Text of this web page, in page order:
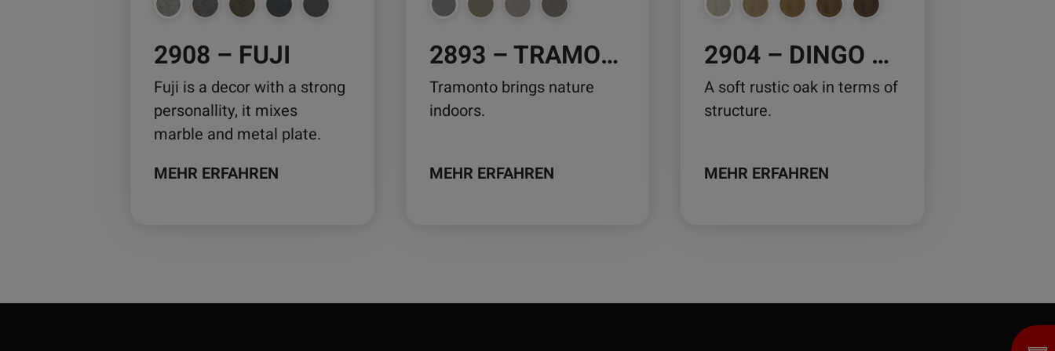
2908 – FUJI
Fuji is a decor with a strong
personallity, it mixes
marble and metal plate.
MEHR ERFAHREN
Produktseite
gewählt
werden
2893 – TRAMONTO
Tramonto brings nature
indoors.
MEHR ERFAHREN
Produktseite
gewählt
werden
2904 – DINGO OAK
A soft rustic oak in terms of
structure.
MEHR ERFAHREN
Produktseite
gewählt
werden